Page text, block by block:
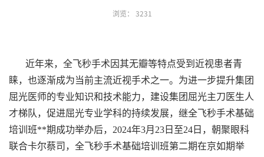
浏览： 3231
近年来，全飞秒手术因其无瓣等特点受到近视患者青
睐，也逐渐成为当前主流近视手术之一。为进一步提升集团
屈光医师的专业知识和技术能力，建设集团屈光主刀医生人
才梯队，促进屈光专业学科的持续发展，继全飞秒手术基础
培训班**期成功举办后，2024年3月23日至24日，朝聚眼科
联合卡尔蔡司，全飞秒手术基础培训班第二期在京如期举